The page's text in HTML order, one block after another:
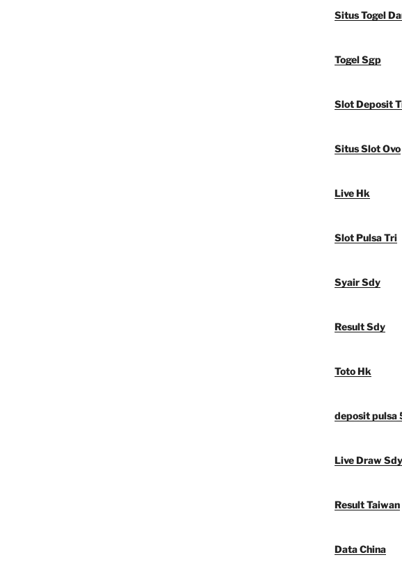
Situs Togel
Togel Sgp
Slot Deposit
Situs Slot Ovo
Live Hk
Slot Pulsa Tri
Syair Sdy
Result Sdy
Toto Hk
deposit pulsa
Live Draw Sdy
Result Taiwan
Data China